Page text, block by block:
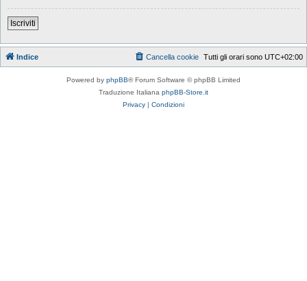
Iscriviti
Indice Tutti gli orari sono UTC+02:00
Cancella cookie
Powered by phpBB® Forum Software © phpBB Limited
Traduzione Italiana phpBB-Store.it
Privacy | Condizioni